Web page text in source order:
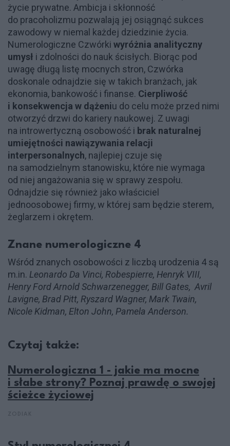
życie prywatne. Ambicja i skłonność
do pracoholizmu pozwalają jej osiągnąć sukces
zawodowy w niemal każdej dziedzinie życia.
Numerologiczne Czwórki wyróżnia analityczny
umysł i zdolności do nauk ścisłych. Biorąc pod
uwagę długą listę mocnych stron, Czwórka
doskonale odnajdzie się w takich branżach, jak
ekonomia, bankowość i finanse. Cierpliwość
i konsekwencja w dążeniu do celu może przed nimi
otworzyć drzwi do kariery naukowej. Z uwagi
na introwertyczną osobowość i brak naturalnej
umiejętności nawiązywania relacji
interpersonalnych, najlepiej czuje się
na samodzielnym stanowisku, które nie wymaga
od niej angażowania się w sprawy zespołu.
Odnajdzie się również jako właściciel
jednoosobowej firmy, w której sam będzie sterem,
żeglarzem i okrętem.
Znane numerologiczne 4
Wśród znanych osobowości z liczbą urodzenia 4 są
m.in. Leonardo Da Vinci, Robespierre, Henryk VIII,
Henry Ford Arnold Schwarzenegger, Bill Gates, Avril
Lavigne, Brad Pitt, Ryszard Wagner, Mark Twain,
Nicole Kidman, Elton John, Pamela Anderson.
Czytaj także:
Numerologiczna 1 - jakie ma mocne
i słabe strony? Poznaj prawdę o swojej
ścieżce życiowej